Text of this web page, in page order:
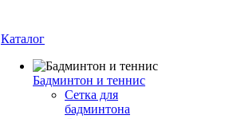
Каталог
Бадминтон и теннис
Сетка для
бадминтона